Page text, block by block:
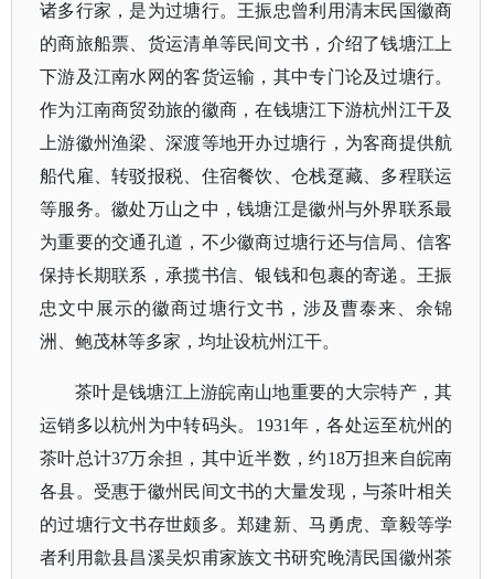
诸多行家，是为过塘行。王振忠曾利用清末民国徽商
的商旅船票、货运清单等民间文书，介绍了钱塘江上
下游及江南水网的客货运输，其中专门论及过塘行。
作为江南商贸劲旅的徽商，在钱塘江下游杭州江干及
上游徽州渔梁、深渡等地开办过塘行，为客商提供航
船代雇、转驳报税、住宿餐饮、仓栈趸藏、多程联运
等服务。徽处万山之中，钱塘江是徽州与外界联系最
为重要的交通孔道，不少徽商过塘行还与信局、信客
保持长期联系，承揽书信、银钱和包裹的寄递。王振
忠文中展示的徽商过塘行文书，涉及曹泰来、余锦
洲、鲍茂林等多家，均址设杭州江干。
茶叶是钱塘江上游皖南山地重要的大宗特产，其
运销多以杭州为中转码头。 1931年，各处运至杭州的
茶叶总计37万余担，其中近半数，约18万担来自皖南
各县。受惠于徽州民间文书的大量发现，与茶叶相关
的过塘行文书存世颇多。郑建新、马勇虎、章毅等学
者利用歙县昌溪吴炽甫家族文书研究晚清民国徽州茶